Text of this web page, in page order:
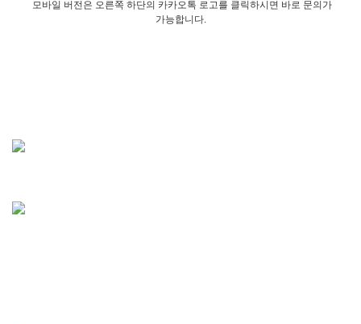
모바일 버전은 오른쪽 하단의 카카오톡 로고를 클릭하시면 바로 문의가
가능합니다.